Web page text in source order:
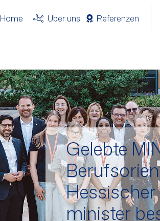
Home Über uns Referenzen
Gelebte
minister